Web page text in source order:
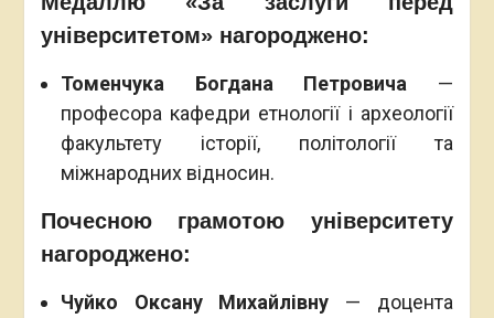
університетом» нагороджено:
Томенчука Богдана Петровича —
професора кафедри етнології і археології
факультету історії, політології та
міжнародних відносин.
Почесною грамотою університету
нагороджено:
Чуйко Оксану Михайлівну — доцента